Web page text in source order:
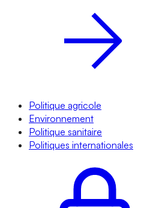
Politique agricole
Environnement
Politique sanitaire
Politiques internationales